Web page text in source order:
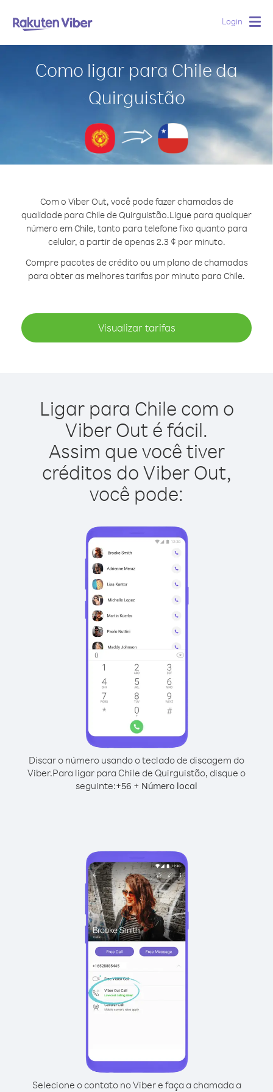
Login
Como ligar para Chile da
Quirguistão
Com o Viber Out, você pode fazer chamadas de
qualidade para Chile de Quirguistão.Ligue para qualquer
número em Chile, tanto para telefone fixo quanto para
celular, a partir de apenas 2.3 ¢ por minuto.
Compre pacotes de crédito ou um plano de chamadas
para obter as melhores tarifas por minuto para Chile.
Visualizar tarifas
Ligar para Chile com o
Viber Out é fácil.
Assim que você tiver
créditos do Viber Out,
você pode:
Discar o número usando o teclado de discagem do
Viber.Para ligar para Chile de Quirguistão, disque o
seguinte:+56 + Número local
Selecione o contato no Viber e faça a chamada a